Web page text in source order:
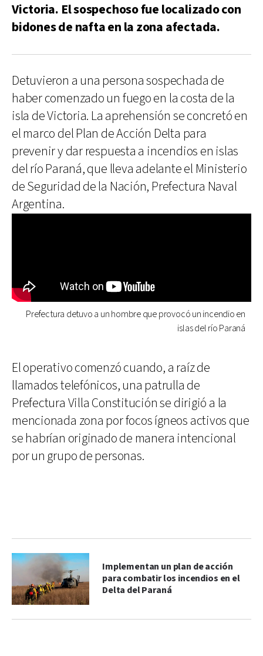
Victoria. El sospechoso fue localizado con
bidones de nafta en la zona afectada.
Detuvieron a una persona sospechada de
haber comenzado un fuego en la costa de la
isla de Victoria. La aprehensión se concretó en
el marco del Plan de Acción Delta para
prevenir y dar respuesta a incendios en islas
del río Paraná, que lleva adelante el Ministerio
de Seguridad de la Nación, Prefectura Naval
Argentina.
Prefectura detuvo a un hombre que provocó un incendio en
islas del río Paraná
El operativo comenzó cuando, a raíz de
llamados telefónicos, una patrulla de
Prefectura Villa Constitución se dirigió a la
mencionada zona por focos ígneos activos que
se habrían originado de manera intencional
por un grupo de personas.
Implementan un plan de acción
para combatir los incendios en el
Delta del Paraná